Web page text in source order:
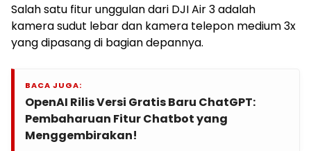
Salah satu fitur unggulan dari DJI Air 3 adalah
kamera sudut lebar dan kamera telepon medium 3x
yang dipasang di bagian depannya.
BACA JUGA:
OpenAI Rilis Versi Gratis Baru ChatGPT:
Pembaharuan Fitur Chatbot yang
Menggembirakan!